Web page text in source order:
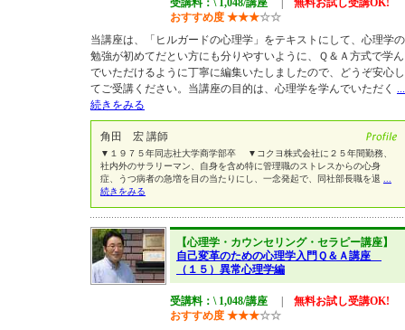
受講料：\ 1,048/講座
無料お試し受講OK!
おすすめ度 ★★★☆☆
当講座は、「ヒルガードの心理学」をテキストにして、心理学の
勉強が初めてだとい方にも分りやすいように、Ｑ＆Ａ方式で学ん
でいただけるように丁寧に編集いたしましたので、どうぞ安心し
てご受講ください。当講座の目的は、心理学を学んでいただく ...
続きをみる
角田 宏 講師
▼１９７５年同志社大学商学部卒 ▼コクヨ株式会社に２５年間勤務、
社内外のサラリーマン、自身を含め特に管理職のストレスからの心身
症、うつ病者の急増を目の当たりにし、一念発起で、同社部長職を退
続きをみる
【心理学・カウンセリング・セラピー講座】
自己変革のための心理学入門Ｑ＆Ａ講座
（１５）異常心理学編
受講料：\ 1,048/講座
無料お試し受講OK!
おすすめ度 ★★★☆☆